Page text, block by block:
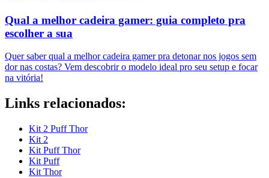
Qual a melhor cadeira gamer: guia completo pra
escolher a sua
Quer saber qual a melhor cadeira gamer pra detonar nos jogos sem
dor nas costas? Vem descobrir o modelo ideal pro seu setup e focar
na vitória!
Links relacionados:
Kit 2 Puff Thor
Kit 2
Kit Puff Thor
Kit Puff
Kit Thor